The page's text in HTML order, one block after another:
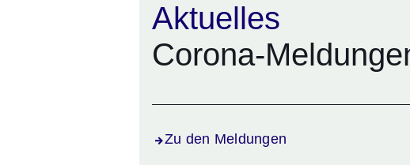
Aktuelles
Corona-
Zu den Meldungen